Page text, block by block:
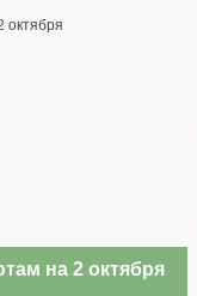
на 2 октября